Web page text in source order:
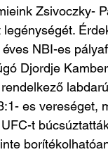
Zsivoczky-
NBI-es
Djordje
es vereséget,
t